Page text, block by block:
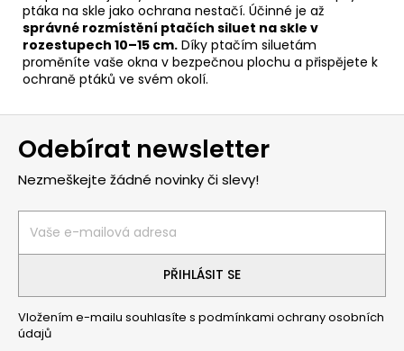
ptáka na skle jako ochrana nestačí. Účinné je až
správné rozmístění ptačích siluet na skle v
rozestupech 10–15 cm. Díky ptačím siluetám
proměníte vaše okna v bezpečnou plochu a přispějete k
ochraně ptáků ve svém okolí.
Z
Odebírat newsletter
Nezmeškejte žádné novinky či slevy!
PŘIHLÁSIT SE
Vložením e-mailu souhlasíte s podmínkami ochrany osobních
údajů